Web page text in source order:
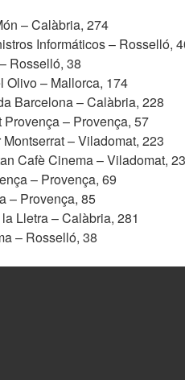
– Calàbria, 274
Informáticos – Rosselló,
Rosselló, 38
Olivo – Mallorca, 174
Barcelona – Calàbria, 228
– Provença, 57
– Viladomat, 223
Cafè Cinema – Viladomat,
– Provença, 69
– Provença, 85
Lletra – Calàbria, 281
– Rosselló, 38